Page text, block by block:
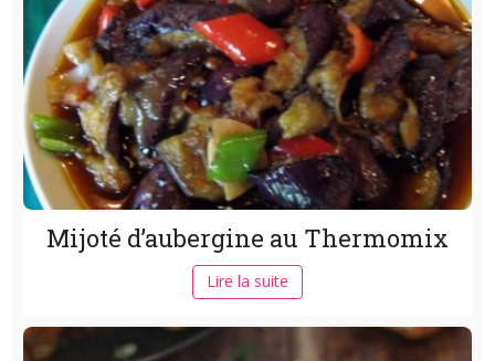
Mijoté d’aubergine au Thermomix
Lire la suite